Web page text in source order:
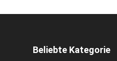
Beliebte Kategorie